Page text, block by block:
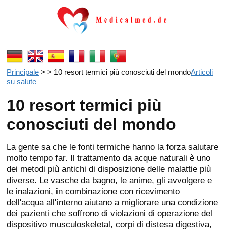
Principale > > 10 resort termici più conosciuti del mondoArticoli
su salute
10 resort termici più
conosciuti del mondo
La gente sa che le fonti termiche hanno la forza salutare
molto tempo far. Il trattamento da acque naturali è uno
dei metodi più antichi di disposizione delle malattie più
diverse. Le vasche da bagno, le anime, gli avvolgere e
le inalazioni, in combinazione con ricevimento
dell'acqua all'interno aiutano a migliorare una condizione
dei pazienti che soffrono di violazioni di operazione del
dispositivo musculoskeletal, corpi di distesa digestiva,